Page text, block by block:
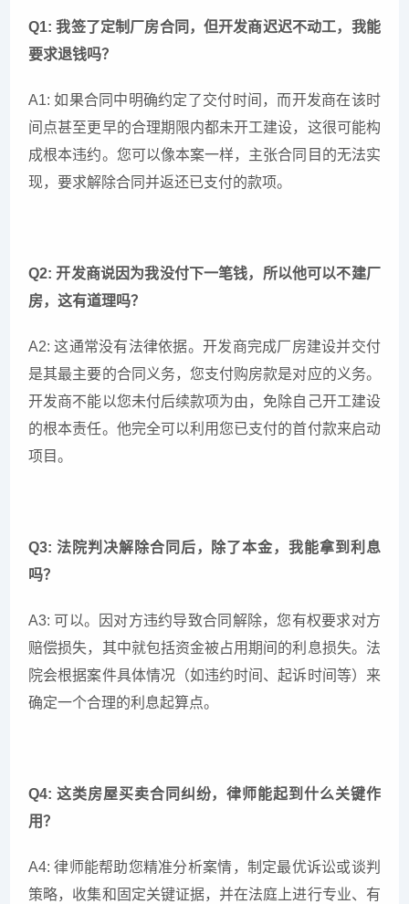
Q1: 我签了定制厂房合同，但开发商迟迟不动工，我能
要求退钱吗？
A1: 如果合同中明确约定了交付时间，而开发商在该时
间点甚至更早的合理期限内都未开工建设，这很可能构
成根本违约。您可以像本案一样，主张合同目的无法实
现，要求解除合同并返还已支付的款项。
Q2: 开发商说因为我没付下一笔钱，所以他可以不建厂
房，这有道理吗？
A2: 这通常没有法律依据。开发商完成厂房建设并交付
是其最主要的合同义务，您支付购房款是对应的义务。
开发商不能以您未付后续款项为由，免除自己开工建设
的根本责任。他完全可以利用您已支付的首付款来启动
项目。
Q3: 法院判决解除合同后，除了本金，我能拿到利息
吗？
A3: 可以。因对方违约导致合同解除，您有权要求对方
赔偿损失，其中就包括资金被占用期间的利息损失。法
院会根据案件具体情况（如违约时间、起诉时间等）来
确定一个合理的利息起算点。
Q4: 这类房屋买卖合同纠纷，律师能起到什么关键作
用？
A4: 律师能帮助您精准分析案情，制定最优诉讼或谈判
策略，收集和固定关键证据，并在法庭上进行专业、有